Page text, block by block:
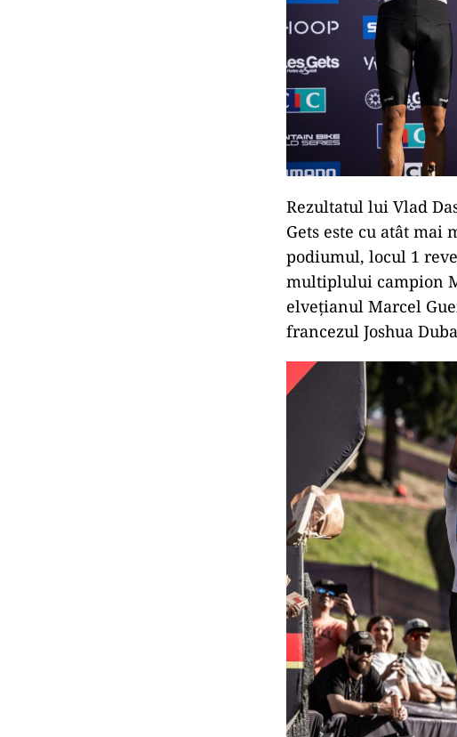
Rezultatul lui Vlad
Gets este cu atât
podiumul, locul 1
multiplului campion
elvețianul Marcel
francezul Joshua